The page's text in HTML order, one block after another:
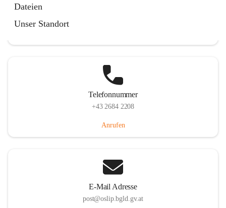
Dateien
Unser Standort
Telefonnummer
+43 2684 2208
Anrufen
E-Mail Adresse
post@oslip.bgld.gv.at